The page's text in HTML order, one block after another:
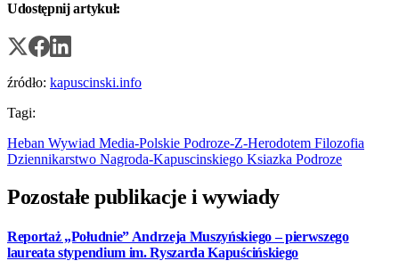
Udostępnij artykuł:
źródło: kapuscinski.info
Tagi:
Heban Wywiad Media-Polskie Podroze-Z-Herodotem Filozofia
Dziennikarstwo Nagroda-Kapuscinskiego Ksiazka Podroze
Pozostałe publikacje i wywiady
Reportaż „Południe” Andrzeja Muszyńskiego – pierwszego
laureata stypendium im. Ryszarda Kapuścińskiego